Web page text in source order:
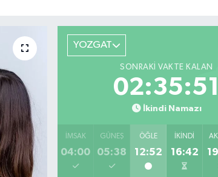
YOZGAT
SONRAKI VAKTE KALAN
02:35:51
İkindi Namazı
İMSAK
04:00
GÜNEŞ
05:38
ÖĞLE
12:52
İKINDI
16:42